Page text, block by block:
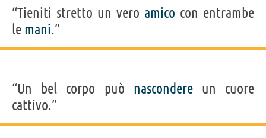
“Tieniti stretto un vero amico con entrambe
le mani.”
“Un bel corpo può nascondereun cuore
cattivo.”